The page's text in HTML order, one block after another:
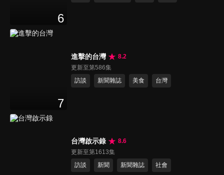
6
7
進擊的台灣
8.2
更新至第586集
訪談
新聞雜誌 美食 台灣
台灣啟示錄
8.6
更新至第1613集
訪談
新聞 新聞雜誌 社會